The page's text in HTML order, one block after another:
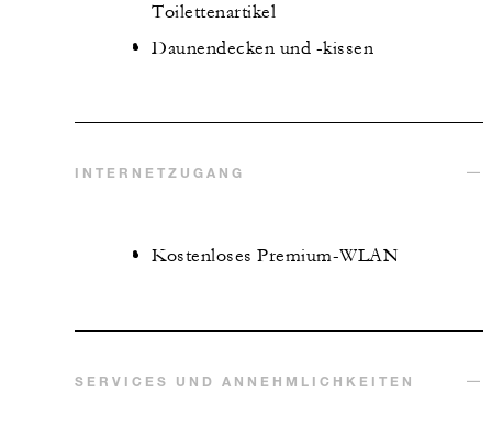
Toilettenartikel
Daunendecken und -kissen
INTERNETZUGANG
Kostenloses Premium-WLAN
SERVICES UND ANNEHMLICHKEITEN